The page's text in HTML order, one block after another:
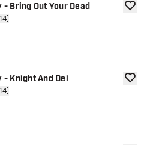
Bring Out Your Dead
panel recenzji
- Knight And Dei
panel recenzji